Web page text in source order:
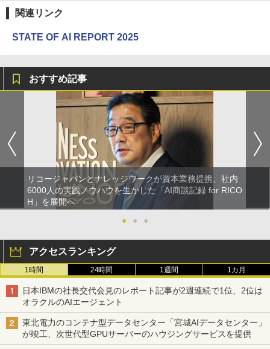
関連リンク
STATE OF AI REPORT 2025
おすすめ記事
リコージャパンとナレッジワークが資本業務提携、社内
6000人の実践ノウハウを生かした「AI商談記録 for RICO
H」を展開へ
●
● ●
アクセスランキング
1時間 24時間 1週間 1カ月
日本IBMの社長交代会見のレポート記事が2週連続で1位、2位は
オラクルのAIエージェント
東北電力のコンテナ型データセンター「宮城AIデータセンター」
が竣工、次世代型GPUサーバーのハウジングサービスを提供